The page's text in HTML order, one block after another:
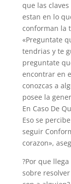
que las claves
estan en lo
conforman la
«Preguntate
tendri­as y te
preguntate
encontrar en
conozcas a
posee la
En Caso De
Eso se
seguir
corazon»,
?Por que
sobre